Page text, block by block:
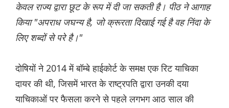
केवल राज्य द्वारा छूट के रूप में दी जा सकती है। पीठ ने आगाह
किया "अपराध जघन्य है, जो क्रूरता दिखाई गई है वह निंदा के
लिए शब्दों से परे है।"
दोषियों ने 2014 में बॉम्बे हाईकोर्ट के समक्ष एक रिट याचिका
दायर की थी, जिसमें भारत के राष्ट्रपति द्वारा उनकी दया
याचिकाओं पर फैसला करने से पहले लगभग आठ साल की